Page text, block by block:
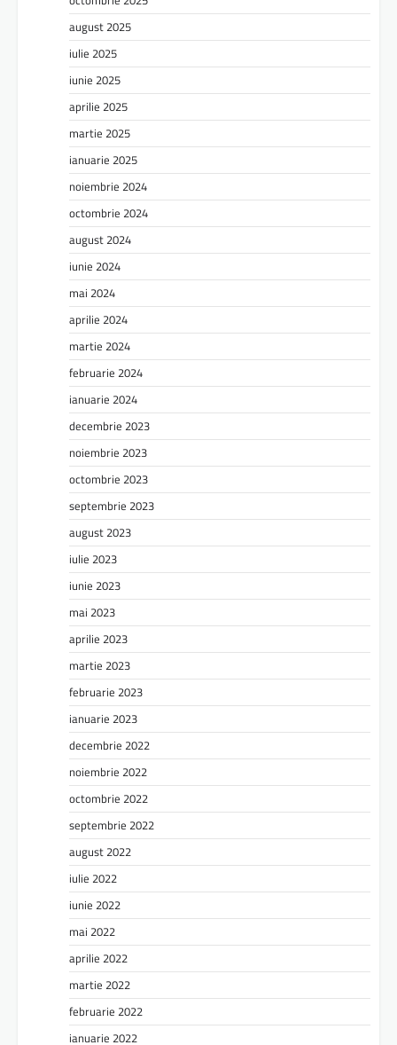
august 2025
iulie 2025
iunie 2025
aprilie 2025
martie 2025
ianuarie 2025
noiembrie 2024
octombrie 2024
august 2024
iunie 2024
mai 2024
aprilie 2024
martie 2024
februarie 2024
ianuarie 2024
decembrie 2023
noiembrie 2023
octombrie 2023
septembrie 2023
august 2023
iulie 2023
iunie 2023
mai 2023
aprilie 2023
martie 2023
februarie 2023
ianuarie 2023
decembrie 2022
noiembrie 2022
octombrie 2022
septembrie 2022
august 2022
iulie 2022
iunie 2022
mai 2022
aprilie 2022
martie 2022
februarie 2022
ianuarie 2022